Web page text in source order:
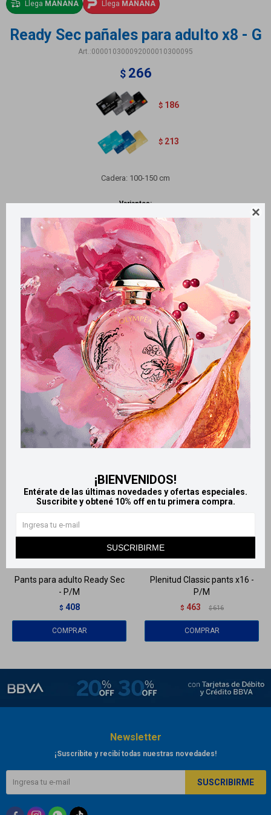

¡BIENVENIDOS!
Entérate de las últimas novedades y ofertas especiales.
Suscribite y obtené 10% off en tu primera compra.
SUSCRIBIRME
Llega MAÑANA Llega MAÑANA
Ready Sec pañales para adulto x8 - G
000010300092000010300095
$ 266
$ 186
$ 213
Cadera: 100-150 cm
Variantes:
Métodos y costos de envío
Retiros gratuitos en tiendas
Productos que te pueden interesar
Pants para adulto Ready Sec
- P/M
$ 408
Plenitud Classic pants x16 -
P/M
$ 463 $ 616
Newsletter
¡Suscribite y recibí todas nuestras novedades!
SUSCRIBIRME